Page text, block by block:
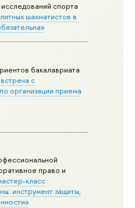
спорта
шахматистов в
бакалавриата
встреча с
организации приема
право и
класс
инструмент защиты,